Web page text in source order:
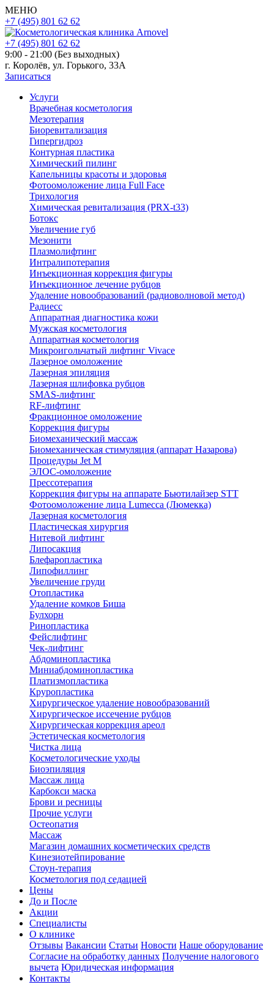
МЕНЮ
+7 (495) 801 62 62
+7 (495) 801 62 62
9:00 - 21:00 (Без выходных)
г. Королёв, ул. Горького, 33А
Записаться
Услуги
Врачебная косметология
Мезотерапия
Биоревитализация
Гипергидроз
Контурная пластика
Химический пилинг
Капельницы красоты и здоровья
Фотоомоложение лица Full Face
Трихология
Химическая ревитализация (PRX-t33)
Ботокс
Увеличение губ
Мезонити
Плазмолифтинг
Интралипотерапия
Инъекционная коррекция фигуры
Инъекционное лечение рубцов
Удаление новообразований (радиоволновой метод)
Радиесс
Аппаратная диагностика кожи
Мужская косметология
Аппаратная косметология
Микроигольчатый лифтинг Vivace
Лазерное омоложение
Лазерная эпиляция
Лазерная шлифовка рубцов
SMAS-лифтинг
RF-лифтинг
Фракционное омоложение
Коррекция фигуры
Биомеханический массаж
Биомеханическая стимуляция (аппарат Назарова)
Процедуры Jet M
ЭЛОС-омоложение
Прессотерапия
Коррекция фигуры на аппарате Бьютилайзер STT
Фотоомоложение лица Lumecca (Люмекка)
Лазерная косметология
Пластическая хирургия
Нитевой лифтинг
Липосакция
Блефаропластика
Липофиллинг
Увеличение груди
Отопластика
Удаление комков Биша
Булхорн
Ринопластика
Фейслифтинг
Чек-лифтинг
Абдоминопластика
Миниабдоминопластика
Платизмопластика
Круропластика
Хирургическое удаление новообразований
Хирургическое иссечение рубцов
Хирургическая коррекция ареол
Эстетическая косметология
Чистка лица
Косметологические уходы
Биоэпиляция
Массаж лица
Карбокси маска
Брови и ресницы
Прочие услуги
Остеопатия
Массаж
Магазин домашних косметических средств
Кинезиотейпирование
Стоун-терапия
Косметология под седацией
Цены
До и После
Акции
Специалисты
О клинике
Отзывы Вакансии Статьи Новости Наше оборудование
Согласие на обработку данных Получение налогового
вычета Юридическая информация
Контакты